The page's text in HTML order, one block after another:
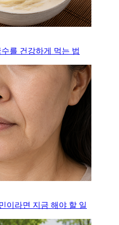
를 건강하게 먹는 법
이라면 지금 해야 할 일